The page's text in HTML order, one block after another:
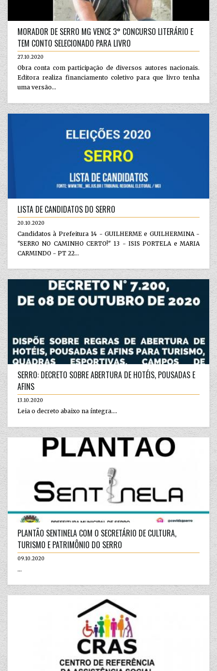
MORADOR DE SERRO MG VENCE 3° CONCURSO LITERÁRIO E
TEM CONTO SELECIONADO PARA LIVRO
27.10.2020
Obra conta com participação de diversos autores nacionais.
Editora realiza financiamento coletivo para que livro tenha
uma versão...
LISTA DE CANDIDATOS DO SERRO
20.10.2020
Candidatos à Prefeitura 14 - GUILHERME e GUILHERMINA -
"SERRO NO CAMINHO CERTO!" 13 - ISIS PORTELA e MARIA
CARMINDO - PT 22...
SERRO: DECRETO SOBRE ABERTURA DE HOTÉIS, POUSADAS E
AFINS
13.10.2020
Leia o decreto abaixo na íntegra....
PLANTÃO SENTINELA COM O SECRETÁRIO DE CULTURA,
TURISMO E PATRIMÔNIO DO SERRO
09.10.2020
...